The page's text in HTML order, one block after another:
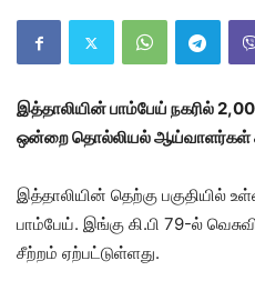
இத்தாலியின் பாம்பேய் நகரில்
ஒன்றை தொல்லியல் ஆய்வாளர்கள்
இத்தாலியின் தெற்கு
பாம்பேய். இங்கு கி.பி 79-ல்
சீற்றம் ஏற்பட்டுள்ளது.